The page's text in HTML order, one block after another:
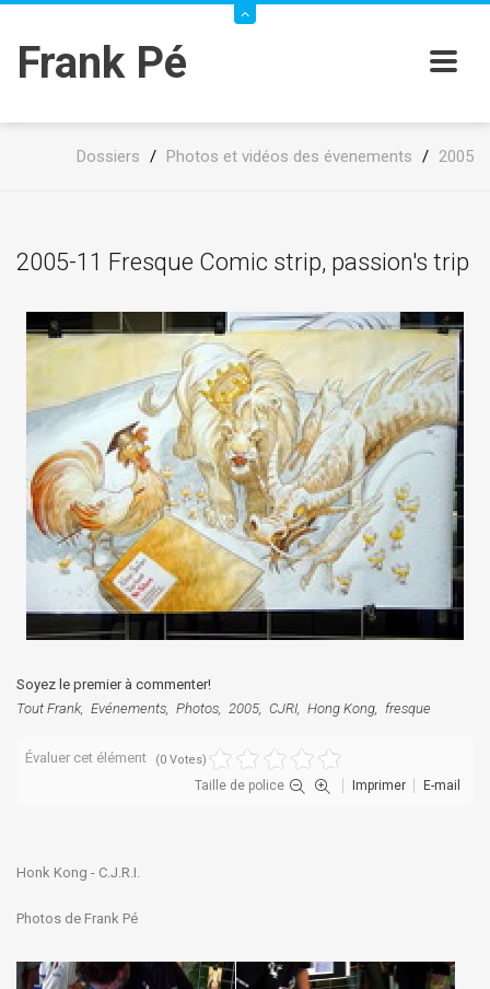
Frank Pé
Dossiers / Photos et vidéos des évenements / 2005
2005-11 Fresque Comic strip, passion's trip
Soyez le premier à commenter!
Tout Frank Evénements Photos 2005 CJRI Hong Kong fresque
Évaluer cet élément (0 Votes)
Taille de police Imprimer E-mail
Honk Kong - C.J.R.I.
Photos de Frank Pé